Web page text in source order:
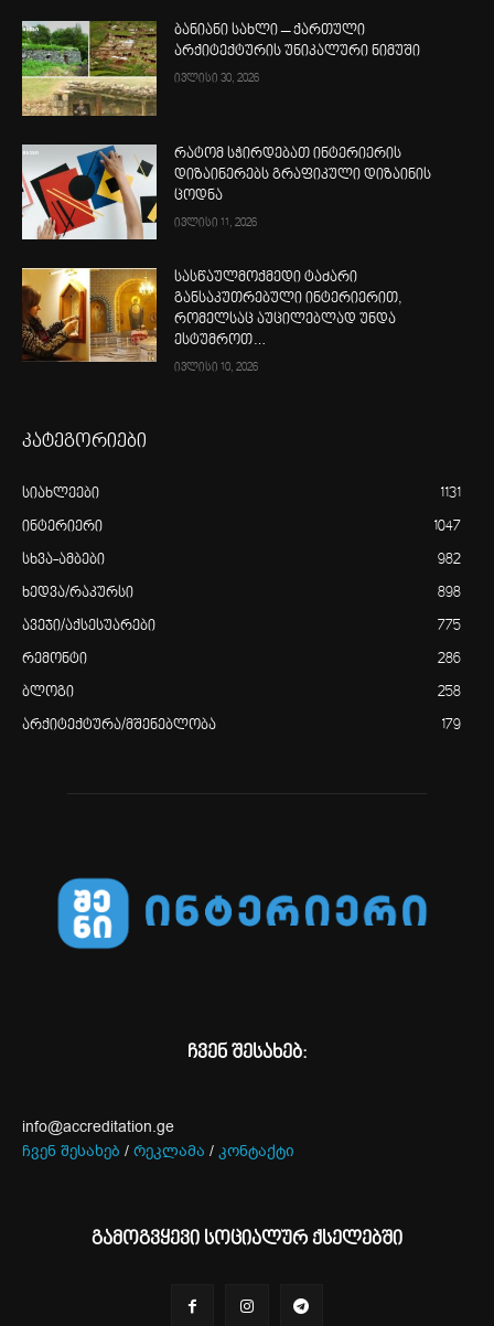
ბანიანი სახლი – ქართული
არქიტექტურის უნიკალური ნიმუში
ივლისი 30, 2026
რატომ სჭირდებათ ინტერიერის
დიზაინერებს გრაფიკული დიზაინის
ცოდნა
ივლისი 11, 2026
სასწაულმოქმედი ტაძარი
განსაკუთრებული ინტერიერით,
რომელსაც აუცილებლად უნდა
ესტუმროთ…
ივლისი 10, 2026
კატეგორიები
სიახლეები 1131
ინტერიერი 1047
სხვა-ამბები 982
ხედვა/რაკურსი 898
ავეჯი/აქსესუარები 775
რემონტი 286
ბლოგი 258
არქიტექტურა/მშენებლობა 179
ჩვენ შესახებ:
info@accreditation.ge
ჩვენ შესახებ / რეკლამა / კონტაქტი
გამოგვყევი სოციალურ ქსელებში